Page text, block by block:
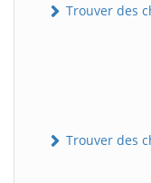
Trouver des
Trouver des